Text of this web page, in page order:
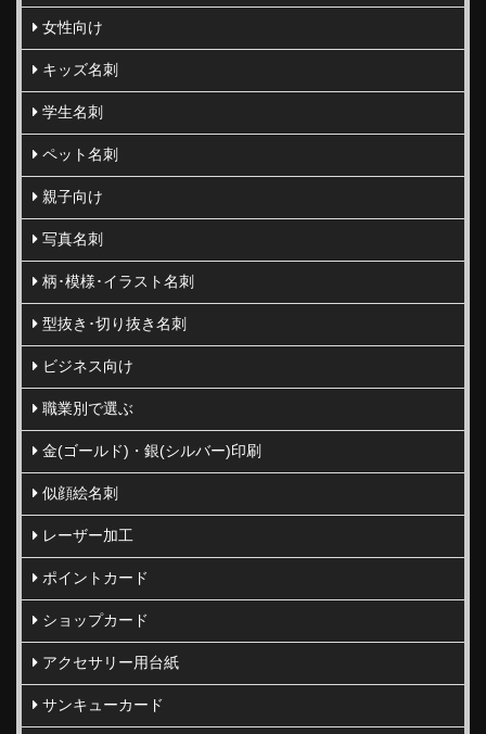
女性向け
キッズ名刺
学生名刺
ペット名刺
親子向け
写真名刺
柄･模様･イラスト名刺
型抜き･切り抜き名刺
ビジネス向け
職業別で選ぶ
金(ゴールド)・銀(シルバー)印刷
似顔絵名刺
レーザー加工
ポイントカード
ショップカード
アクセサリー用台紙
サンキューカード